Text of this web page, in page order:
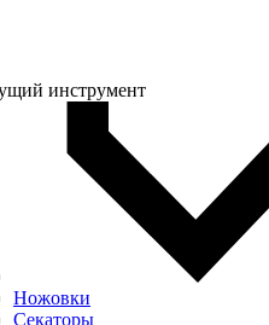
инструмент
Ножовки
Секаторы